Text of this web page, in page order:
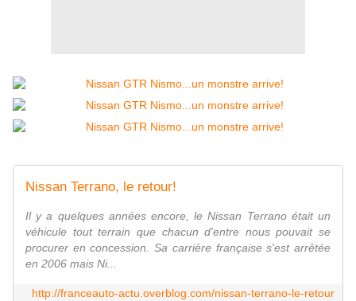
Nissan Terrano, le retour!
Il y a quelques années encore, le Nissan Terrano était un
véhicule tout terrain que chacun d'entre nous pouvait se
procurer en concession. Sa carrière française s'est arrêtée
en 2006 mais Ni...
http://franceauto-actu.overblog.com/nissan-terrano-le-retour